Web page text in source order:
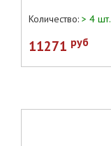
Количество: > 4 шт.
11271 руб